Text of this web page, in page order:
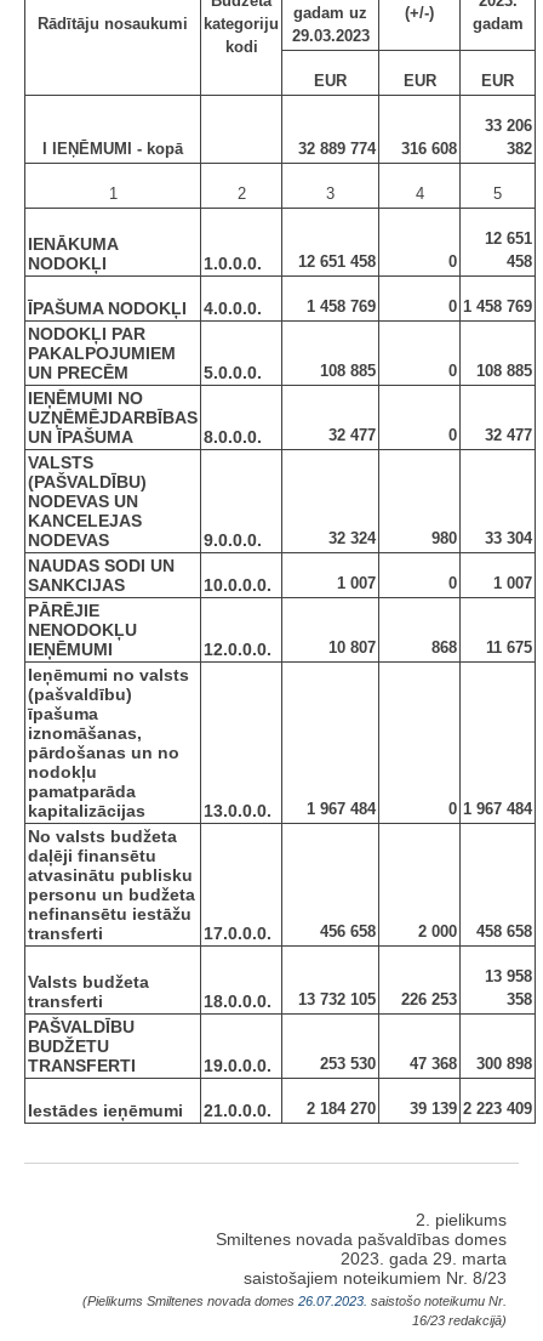
Rādītāju nosaukumi
kategoriju
kodi
gadam uz
29.03.2023
(+/-)
gadam
EUR EUR EUR
I IEŅĒMUMI - kopā 32 889 774 316 608
33 206
382
1 2 3 4 5
IENĀKUMA
NODOKĻI
1.0.0.0. 12 651 458 0
12 651
458
ĪPAŠUMA NODOKĻI 4.0.0.0. 1 458 769 0 1 458 769
NODOKĻI PAR
PAKALPOJUMIEM
UN PRECĒM
5.0.0.0. 108 885 0 108 885
IEŅĒMUMI NO
UZŅĒMĒJDARBĪBAS
UN ĪPAŠUMA
8.0.0.0. 32 477 0 32 477
VALSTS
(PAŠVALDĪBU)
NODEVAS UN
KANCELEJAS
NODEVAS
9.0.0.0. 32 324 980 33 304
NAUDAS SODI UN
SANKCIJAS
10.0.0.0. 1 007 0 1 007
PĀRĒJIE
NENODOKĻU
IEŅĒMUMI
12.0.0.0. 10 807 868 11 675
Ieņēmumi no valsts
(pašvaldību)
īpašuma
iznomāšanas,
pārdošanas un no
nodokļu
pamatparāda
kapitalizācijas
13.0.0.0. 1 967 484 0 1 967 484
No valsts budžeta
daļēji finansētu
atvasinātu publisku
personu un budžeta
nefinansētu iestāžu
transferti
17.0.0.0. 456 658 2 000 458 658
Valsts budžeta
transferti
18.0.0.0. 13 732 105 226 253
13 958
358
PAŠVALDĪBU
BUDŽETU
TRANSFERTI
19.0.0.0. 253 530 47 368 300 898
Iestādes ieņēmumi 21.0.0.0. 2 184 270 39 139 2 223 409
2. pielikums
Smiltenes novada pašvaldības domes
2023. gada 29. marta
saistošajiem noteikumiem Nr. 8/23
(Pielikums Smiltenes novada domes 26.07.2023. saistošo noteikumu Nr.
16/23 redakcijā)